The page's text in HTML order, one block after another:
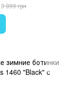
3 999 грн